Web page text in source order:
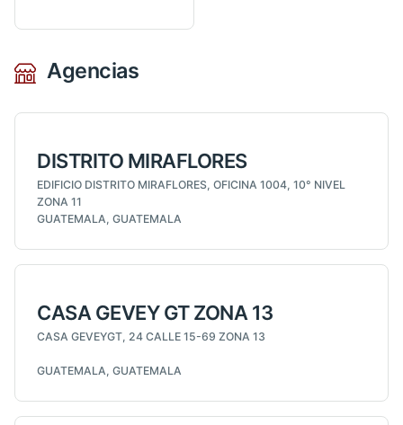
Agencias
DISTRITO MIRAFLORES
EDIFICIO DISTRITO MIRAFLORES, OFICINA 1004, 10° NIVEL
ZONA 11
GUATEMALA, GUATEMALA
CASA GEVEY GT ZONA 13
CASA GEVEYGT, 24 CALLE 15-69 ZONA 13
GUATEMALA, GUATEMALA